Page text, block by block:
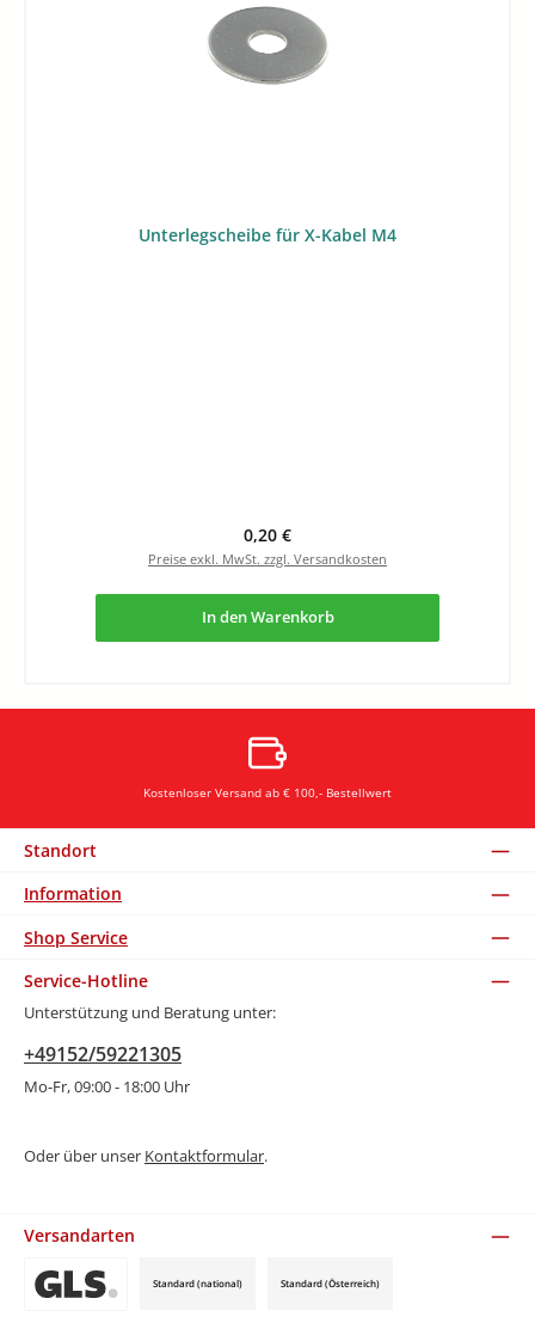
Unterlegscheibe für X-Kabel M4
Regulärer Preis:
0,20 €
Preise exkl. MwSt. zzgl. Versandkosten
In den Warenkorb
Kostenloser Versand ab € 100,- Bestellwert
Standort
Information
Shop Service
Service-Hotline
Unterstützung und Beratung unter:
+49152/59221305
Mo-Fr, 09:00 - 18:00 Uhr
Oder über unser Kontaktformular.
Versandarten
Standard (national) Standard (Österreich)